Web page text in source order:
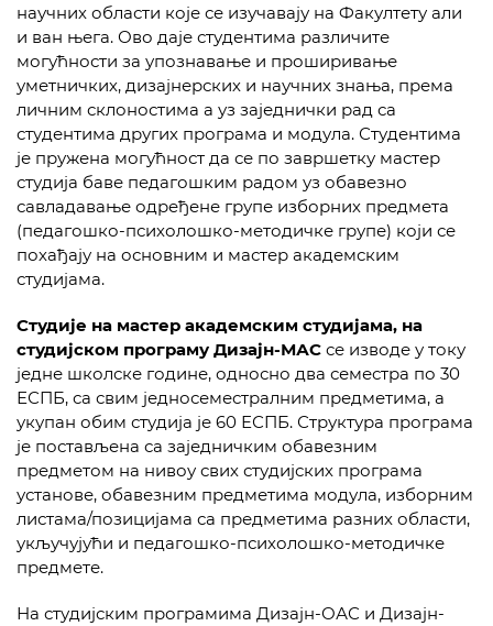
научних области које се изучавају на Факултету али
и ван њега. Ово даје студентима различите
могућности за упознавање и проширивање
уметничких, дизајнерских и научних знања, према
личним склоностима а уз заједнички рад са
студентима других програма и модула. Студентима
је пружена могућност да се по завршетку мастер
студија баве педагошким радом уз обавезно
савладавање одређене групе изборних предмета
(педагошко-психолошко-методичке групе) који се
похађају на основним и мастер академским
студијама.
Студије на мастер академским студијама, на
студијском програму Дизајн-МАС се изводе у току
једне школске године, односно два семестра по 30
ЕСПБ, са свим једносеместралним предметима, а
укупан обим студија је 60 ЕСПБ. Структура програма
је постављена са заједничким обавезним
предметом на нивоу свих студијских програма
установе, обавезним предметима модула, изборним
листама/позицијама са предметима разних области,
укључујући и педагошко-психолошко-методичке
предмете.
На студијским програмима Дизајн-ОАС и Дизајн-